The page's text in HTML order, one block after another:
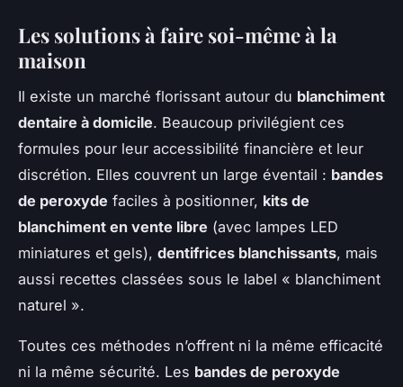
Les solutions à faire soi-même à la
maison
Il existe un marché florissant autour du blanchiment
dentaire à domicile. Beaucoup privilégient ces
formules pour leur accessibilité financière et leur
discrétion. Elles couvrent un large éventail : bandes
de peroxyde faciles à positionner, kits de
blanchiment en vente libre (avec lampes LED
miniatures et gels), dentifrices blanchissants, mais
aussi recettes classées sous le label « blanchiment
naturel ».
Toutes ces méthodes n’offrent ni la même efficacité
ni la même sécurité. Les bandes de peroxyde